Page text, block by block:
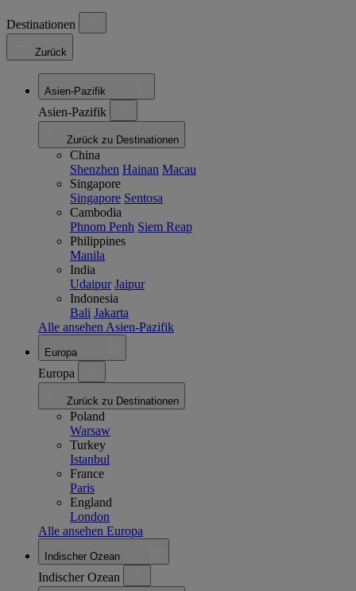
Destinationen
Zurück
Asien-Pazifik
Asien-Pazifik
Zurück zu Destinationen
China
Shenzhen Hainan Macau
Singapore
Singapore Sentosa
Cambodia
Phnom Penh Siem Reap
Philippines
Manila
India
Udaipur Jaipur
Indonesia
Bali Jakarta
Alle ansehen Asien-Pazifik
Europa
Europa
Zurück zu Destinationen
Poland
Warsaw
Turkey
Istanbul
France
Paris
England
London
Alle ansehen Europa
Indischer Ozean
Indischer Ozean